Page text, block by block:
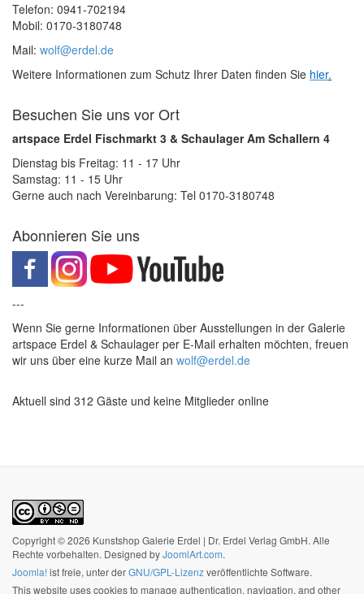
Telefon: 0941-702194
Mobil: 0170-3180748
Mail: wolf@erdel.de
Weitere Informationen zum Schutz Ihrer Daten finden Sie hier.
Besuchen Sie uns vor Ort
artspace Erdel Fischmarkt 3 & Schaulager Am Schallern 4
Dienstag bis Freitag: 11 - 17 Uhr
Samstag: 11 - 15 Uhr
Gerne auch nach Vereinbarung: Tel 0170-3180748
Abonnieren Sie uns
---
Wenn Sie gerne Informationen über Ausstellungen in der Galerie
artspace Erdel & Schaulager per E-Mail erhalten möchten, freuen
wir uns über eine kurze Mail an wolf@erdel.de
Aktuell sind 312 Gäste und keine Mitglieder online
Copyright © 2026 Kunstshop Galerie Erdel | Dr. Erdel Verlag GmbH. Alle
Rechte vorbehalten. Designed byJoomlArt.com.
Joomla!ist freie, unter derGNU/GPL-Lizenzveröffentlichte Software.
This website uses cookies to manage authentication, navigation, and other